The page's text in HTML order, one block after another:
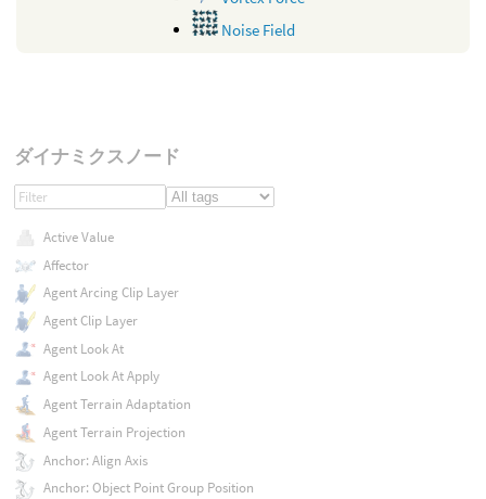
Noise Field
ダイナミクスノード
Active Value
Affector
Agent Arcing Clip Layer
Agent Clip Layer
Agent Look At
Agent Look At Apply
Agent Terrain Adaptation
Agent Terrain Projection
Anchor: Align Axis
Anchor: Object Point Group Position